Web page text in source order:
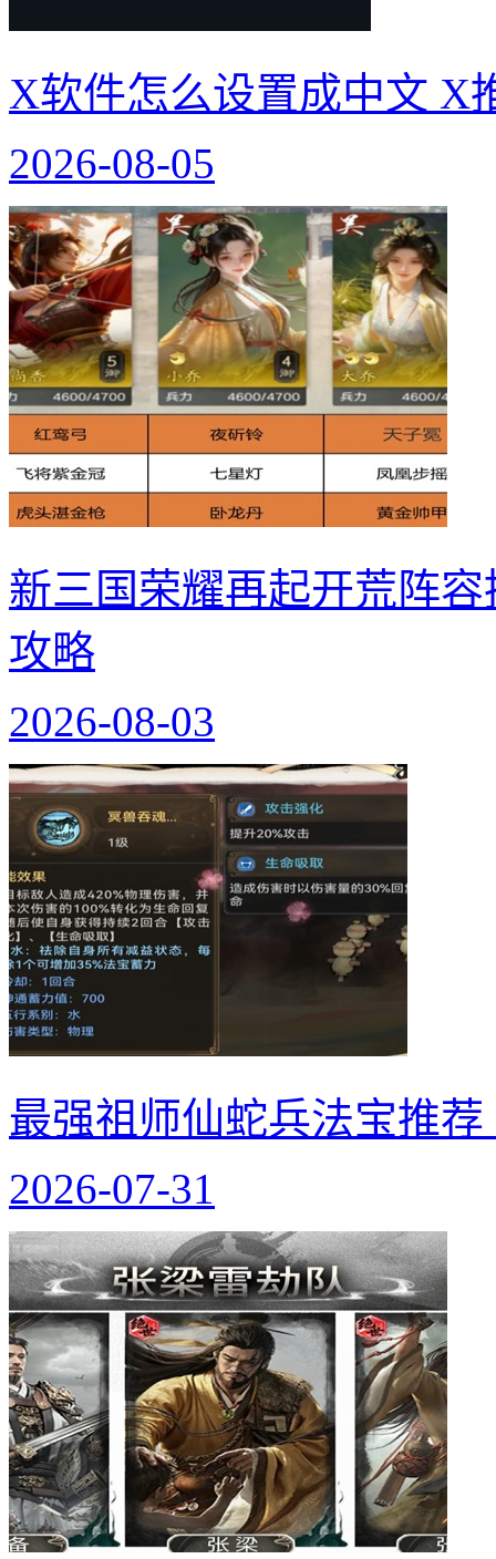
X软件怎么设置成中文 X
2026-08-05
新三国荣耀再起开荒阵
攻略
2026-08-03
最强祖师仙蛇兵法宝推
2026-07-31